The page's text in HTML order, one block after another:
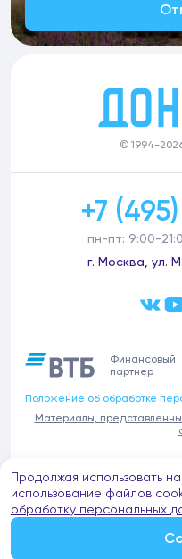
© 1994-
+7
пн-пт: 9:00-
г. Москва, ул.
Финансовый
партнер
Положение об обработке
Материалы,
В связи с участившимися
имени компании
отделочных материалов и
компания Донстрой не
представительств такого
Продолжая использовать
использование файлов
обработку персональных